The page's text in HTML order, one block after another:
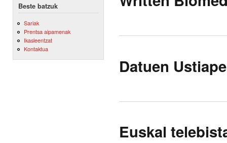
Beste batzuk
Sariak
Prentsa aipamenak
Ikasleentzat
Kontaktua
Datuen
Euskal